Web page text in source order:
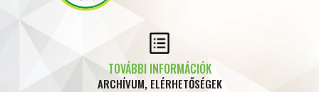
TOVÁBBI INFORMÁCIÓK
ARCHÍVUM, ELÉRHETŐSÉGEK